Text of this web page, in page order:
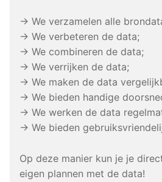
→ We verzamelen alle
→ We verbeteren de data;
→ We combineren de data;
→ We verrijken de data;
→ We maken de data
→ We bieden handige
→ We werken de data
→ We bieden
Op deze manier kun je je
eigen plannen met de data!